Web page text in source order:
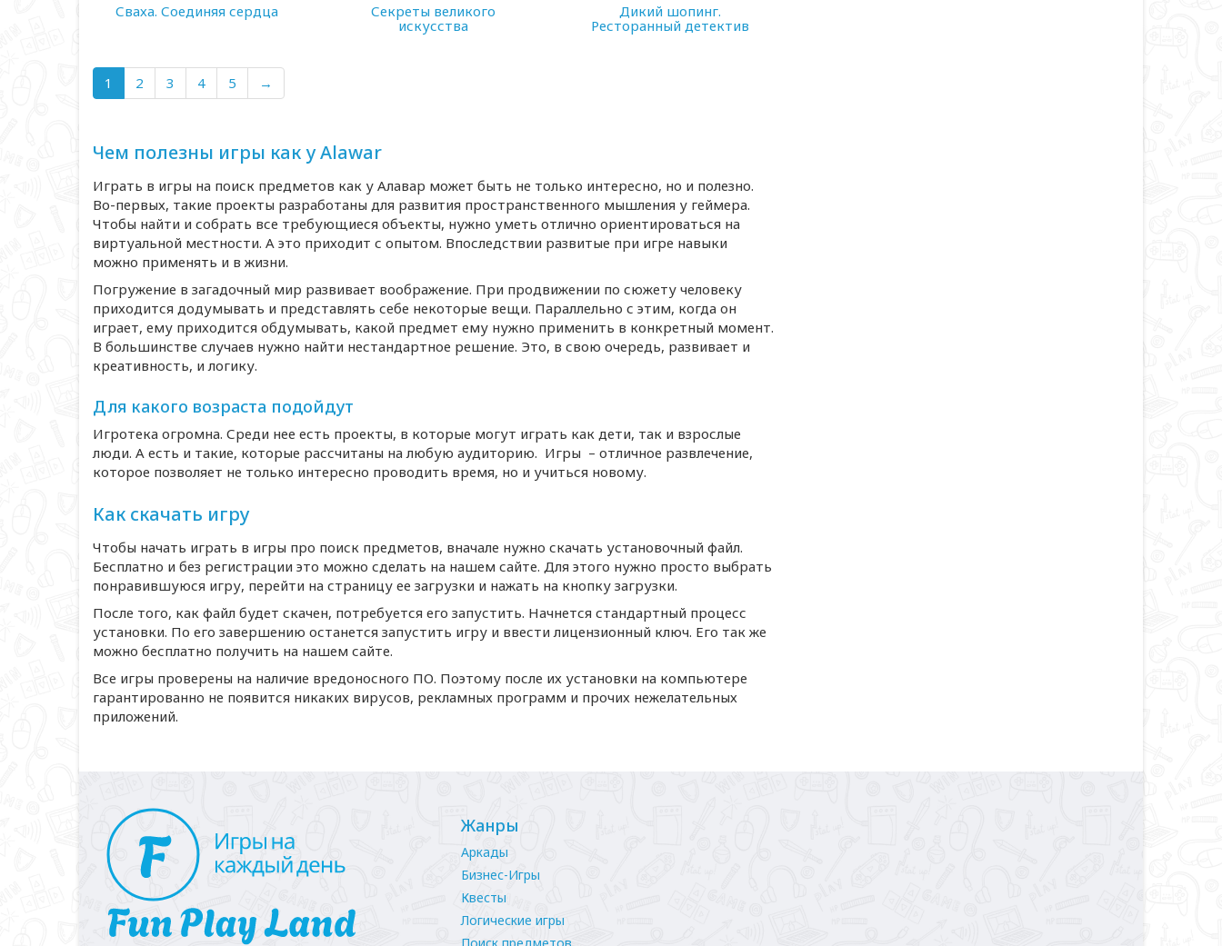
Сваха. Соединяя сердца
98 MB
Секреты великого
искусства
Дикий шопинг.
Ресторанный детектив
1 (current)
2 3 4 5 →
Чем полезны игры как у Alawar
Играть в игры на поиск предметов как у Алавар может быть не только интересно, но и полезно.
Во-первых, такие проекты разработаны для развития пространственного мышления у геймера.
Чтобы найти и собрать все требующиеся объекты, нужно уметь отлично ориентироваться на
виртуальной местности. А это приходит с опытом. Впоследствии развитые при игре навыки
можно применять и в жизни.
Погружение в загадочный мир развивает воображение. При продвижении по сюжету человеку
приходится додумывать и представлять себе некоторые вещи. Параллельно с этим, когда он
играет, ему приходится обдумывать, какой предмет ему нужно применить в конкретный момент.
В большинстве случаев нужно найти нестандартное решение. Это, в свою очередь, развивает и
креативность, и логику.
Для какого возраста подойдут
Игротека огромна. Среди нее есть проекты, в которые могут играть как дети, так и взрослые
люди. А есть и такие, которые рассчитаны на любую аудиторию. Игры – отличное развлечение,
которое позволяет не только интересно проводить время, но и учиться новому.
Как скачать игру
Чтобы начать играть в игры про поиск предметов, вначале нужно скачать установочный файл.
Бесплатно и без регистрации это можно сделать на нашем сайте. Для этого нужно просто выбрать
понравившуюся игру, перейти на страницу ее загрузки и нажать на кнопку загрузки.
После того, как файл будет скачен, потребуется его запустить. Начнется стандартный процесс
установки. По его завершению останется запустить игру и ввести лицензионный ключ. Его так же
можно бесплатно получить на нашем сайте.
Все игры проверены на наличие вредоносного ПО. Поэтому после их установки на компьютере
гарантированно не появится никаких вирусов, рекламных программ и прочих нежелательных
приложений.
Жанры
Аркады
Бизнес-Игры
Квесты
Логические игры
Поиск предметов